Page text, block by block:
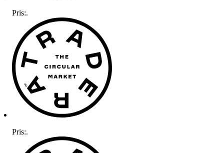
Pris:.
Pris:.